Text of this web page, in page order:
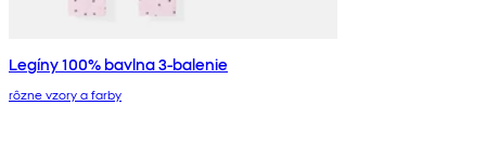
Legíny 100% bavlna 3-balenie
rôzne vzory a farby